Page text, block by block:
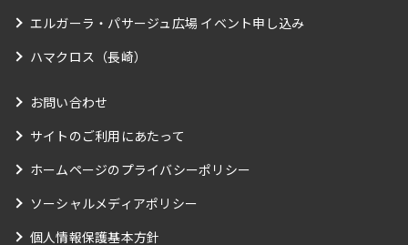
エルガーラ・パサージュ広場 イベント申し込み
ハマクロス（長崎）
お問い合わせ
サイトのご利用にあたって
ホームページのプライバシーポリシー
ソーシャルメディアポリシー
個人情報保護基本方針